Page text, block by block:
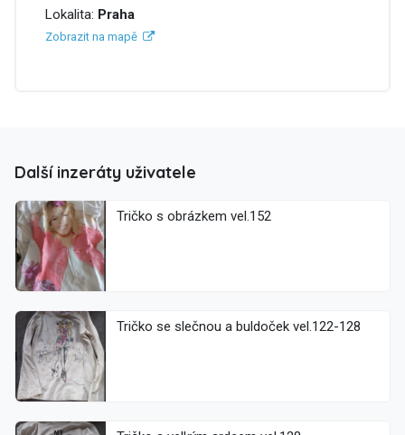
Lokalita: Praha
Zobrazit na mapě
Další inzeráty uživatele
Tričko s obrázkem vel.152
Tričko se slečnou a buldoček vel.122-128